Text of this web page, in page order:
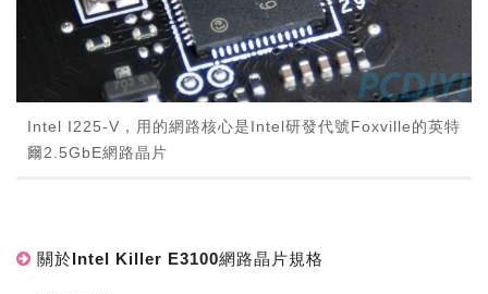
Intel I225-V，用的網路核心是Intel研發代號Foxville的英特
爾2.5GbE網路晶片
關於Intel Killer E3100網路晶片規格